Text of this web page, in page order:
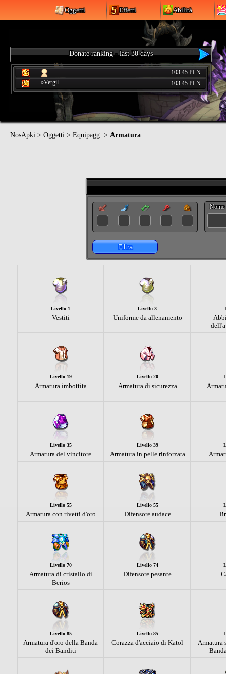
Oggetti Effetti Abilità
Donate ranking - last 30 days
103.45 PLN
»Vergil
103.45 PLN
NosApki > Oggetti > Equipagg. > Armatura
Nome
Filtra
Livello 1
Vestiti
Livello 3
Uniforme da allenamento
Livello 19
Armatura imbottita
Livello 20
Armatura di sicurezza
Livello 35
Armatura del vincitore
Livello 39
Armatura in pelle rinforzata
Livello 55
Armatura con rivetti d'oro
Livello 55
Difensore audace
Livello 70
Armatura di cristallo di
Berios
Livello 74
Difensore pesante
Livello 85
Armatura d'oro della Banda
dei Banditi
Livello 85
Corazza d'acciaio di Katol
Armatura